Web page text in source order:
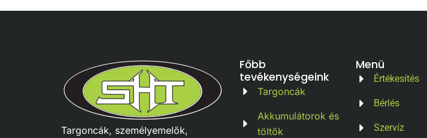
Targoncák, személyemelők,
Főbb
tevékenységeink
Targoncák
Akkumulátorok és
töltők
Menü
Értékesítés
Bérlés
Szervíz